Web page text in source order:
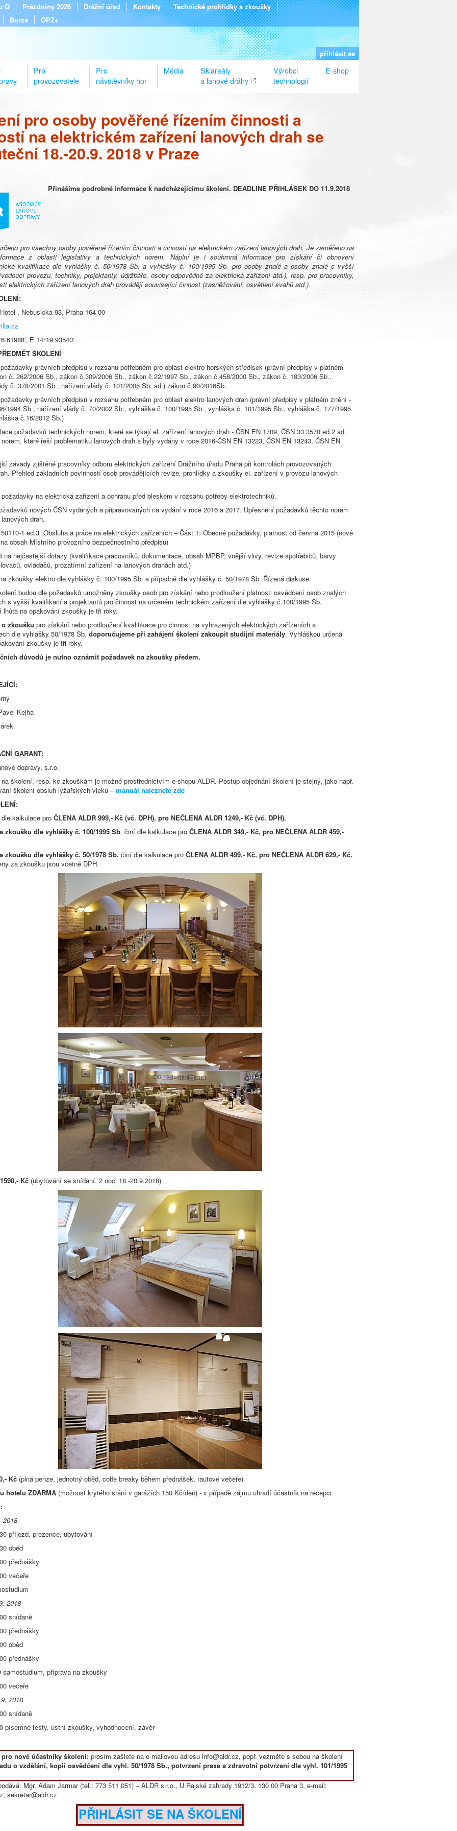
Q Prázdniny 2026 Drážní úřad Kontakty
Technické prohlídky a zkoušky
Burza OPZ+
přihlásit se
Pro
provozovatele
Pro
návštěvníky hor
Média
Skiareály
a lanové dráhy
Výrobci
technologií
E-shop
pro osoby pověřené řízením činnosti a
na elektrickém zařízení lanových drah se
18.-20.9. 2018 v Praze
Přinášíme podrobné informace k nadcházejícímu školení. DEADLINE PŘIHLÁŠEK DO 11.9.2018
pro všechny osoby pověřené řízením činnosti a činností na elektrickém zařízení lanových drah. Je zaměřeno na
z oblasti legislativy a technických norem. Náplní je i souhrnná informace pro získání či obnovení
kvalifikace dle vyhlášky č. 50/1978 Sb. a vyhlášky č. 100/1995 Sb. pro osoby znalé a osoby znalé s vyšší
provozu, techniky, projektanty, údržbáře, osoby odpovědné za elektrická zařízení atd.), resp. pro pracovníky,
elektrických zařízení lanových drah provádějí související činnost (zasněžování, osvětlení svahů atd.)
, Nebusicka 93, Praha 164 00
E 14°19.93540'
ŠKOLENÍ
právních předpisů v rozsahu potřebném pro oblast elektro horských středisek (právní předpisy v platném
č. 262/2006 Sb., zákon č.309/2006 Sb., zákon č.22/1997 Sb., zákon č.458/2000 Sb., zákon č. 183/2006 Sb.,
č. 378/2001 Sb., nařízení vlády č. 101/2005 Sb. ad.) zákon č.90/2016Sb.
právních předpisů v rozsahu potřebném pro oblast elektro lanových drah (právní předpisy v platném znění -
1994 Sb., nařízení vlády č. 70/2002 Sb., vyhláška č. 100/1995 Sb., vyhláška č. 101/1995 Sb., vyhláška č. 177/1995
č.16/2012 Sb.)
požadavků technických norem, které se týkají el. zařízení lanových drah - ČSN EN 1709, ČSN 33 3570 ed.2 ad.
které řeší problematiku lanových drah a byly vydány v roce 2016-ČSN EN 13223, ČSN EN 13243, ČSN EN
závady zjištěné pracovníky odboru elektrických zařízení Drážního úřadu Praha při kontrolách provozovaných
Přehled základních povinností osob provádějících revize, prohlídky a zkoušky el. zařízení v provozu lanových
na elektrická zařízení a ochranu před bleskem v rozsahu potřeby elektrotechniků.
nových ČSN vydaných a připravovaných na vydání v roce 2016 a 2017. Upřesnění požadavků těchto norem
drah.
1 ed.3 „Obsluha a práce na elektrických zařízeních – Část 1: Obecné požadavky, platnost od června 2015 (nové
obsah Místního provozního bezpečnostního předpisu)
na nejčastější dotazy (kvalifikace pracovníků, dokumentace, obsah MPBP, vnější vlivy, revize spotřebičů, barvy
ovládačů, prozatímní zařízení na lanových drahách atd.)
zkoušky elektro dle vyhlášky č. 100/1995 Sb. a případně dle vyhlášky č. 50/1978 Sb. Řízená diskuse.
budou dle požadavků umožněny zkoušky osob pro získání nebo prodloužení platnosti osvědčení osob znalých
s vyšší kvalifikací a projektantů pro činnost na určeném technickém zařízení dle vyhlášky č.100/1995 Sb.
lhůta na opakování zkoušky je tři roky.
zkoušku pro získání nebo prodloužení kvalifikace pro činnost na vyhrazených elektrických zařízeních a
dle vyhlášky 50/1978 Sb. doporučujeme při zahájení školení zakoupit studijní materiály. Vyhláškou určená
zkoušky je tři roky.
důvodů je nutno oznámit požadavek na zkoušky předem.
Kejha
GARANT:
dopravy, s.r.o.
školení, resp. ke zkouškám je možné prostřednictvím e-shopu ALDR. Postup objednání školení je stejný, jako např.
školení obsluh lyžařských vleků –manuál naleznete zde
kalkulace pro ČLENA ALDR 999,- Kč (vč. DPH), pro NEČLENA ALDR 1249,- Kč (vč. DPH).
zkoušku dle vyhlášky č. 100/1995 Sb. činí dle kalkulace pro ČLENA ALDR 349,- Kč, pro NEČLENA ALDR 459,-
zkoušku dle vyhlášky č. 50/1978 Sb. činí dle kalkulace pro ČLENA ALDR 499,- Kč, pro NEČLENA ALDR 629,- Kč.
za zkoušku jsou včetně DPH.
Kč (ubytování se snídaní, 2 noci 18.-20.9.2018)
Kč (plná penze, jednotný oběd, coffe breaky během přednášek, rautové večeře)
hotelu ZDARMA (možnost krytého stání v garážích 150 Kč/den) - v případě zájmu uhradí účastník na recepci
2018
příjezd, prezence, ubytování
oběd
přednášky
večeře
2018
snídaně
přednášky
oběd
přednášky
samostudium, příprava na zkoušky
večeře
2018
snídaně
písemné testy, ústní zkoušky, vyhodnocení, závěr
nové účastníky školení: prosím zašlete na e-mailovou adresu info@aldr.cz, popř. vezměte s sebou na školení
o vzdělání, kopii osvědčení dle vyhl. 50/1978 Sb., potvrzení praxe a zdravotní potvrzení dle vyhl. 101/1995
Mgr. Adam Jarmar (tel.: 773 511 051) – ALDR s.r.o., U Rajské zahrady 1912/3, 130 00 Praha 3, e-mail:
sekretar@aldr.cz
PŘIHLÁSIT SE NA ŠKOLENÍ